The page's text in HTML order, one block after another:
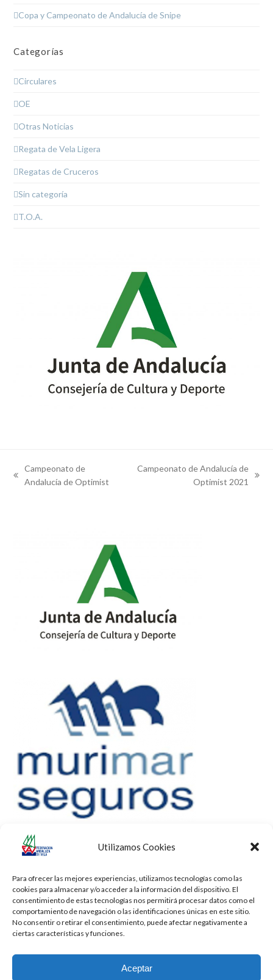
Utilizamos Cookies
Para ofrecer las mejores experiencias, utilizamos tecnologías como las
cookies para almacenar y/o acceder a la información del dispositivo. El
consentimiento de estas tecnologías nos permitirá procesar datos como el
comportamiento de navegación o las identificaciones únicas en este sitio.
No consentir o retirar el consentimiento, puede afectar negativamente a
ciertas características y funciones.
Aceptar
Copa y Campeonato de Andalucía de Snipe
Categorías
Circulares
OE
Otras Noticias
Regata de Vela Ligera
Regatas de Cruceros
Sin categoría
T.O.A.
previous
Campeonato de
Andalucía de Optimist
Campeonato de Andalucía de
Optimist 2021